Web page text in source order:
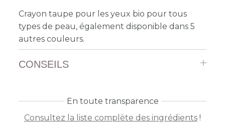
Crayon taupe pour les yeux bio pour tous
types de peau, également disponible dans 5
autres couleurs.
CONSEILS
En toute transparence
Consultez la liste complète des ingrédients !